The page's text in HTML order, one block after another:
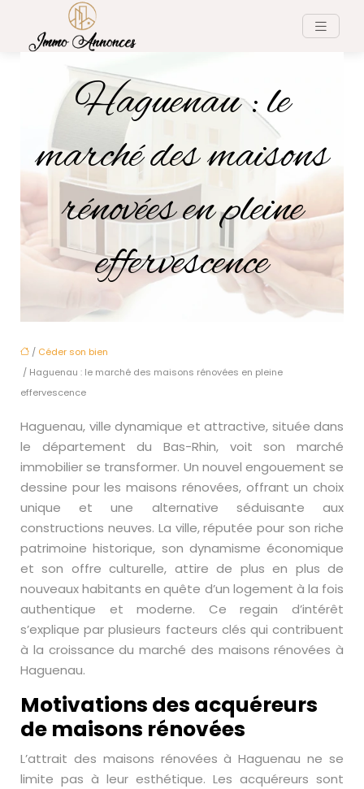
Haguenau : le
marché des maisons
rénovées en pleine
effervescence
/ Céder son bien
/ Haguenau : le marché des maisons rénovées en pleine
effervescence
Haguenau, ville dynamique et attractive, située dans
le département du Bas-Rhin, voit son marché
immobilier se transformer. Un nouvel engouement se
dessine pour les maisons rénovées, offrant un choix
unique et une alternative séduisante aux
constructions neuves. La ville, réputée pour son riche
patrimoine historique, son dynamisme économique
et son offre culturelle, attire de plus en plus de
nouveaux habitants en quête d’un logement à la fois
authentique et moderne. Ce regain d’intérêt
s’explique par plusieurs facteurs clés qui contribuent
à la croissance du marché des maisons rénovées à
Haguenau.
Motivations des acquéreurs
de maisons rénovées
L’attrait des maisons rénovées à Haguenau ne se
limite pas à leur esthétique. Les acquéreurs sont